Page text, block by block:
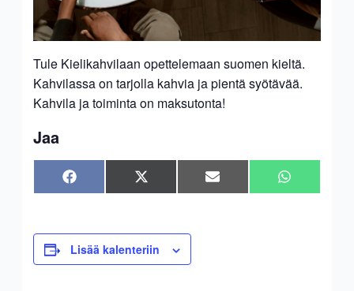
Tule Kielikahvilaan opettelemaan suomen kieltä.
Kahvilassa on tarjolla kahvia ja pientä syötävää.
Kahvila ja toiminta on maksutonta!
Jaa
Share
on
Facebook Share
on
X
(Twitter)
Share
on
Sähköposti Share
on
WhatsApp
Lisää kalenteriin